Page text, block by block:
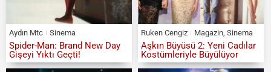
Aydın Mtc Sinema
Spider-Man: Brand New Day
Gişeyi Yıktı Geçti!
Ruken Cengiz Magazin, Sinema
Aşkın Büyüsü 2: Yeni Cadılar
Kostümleriyle Büyülüyor